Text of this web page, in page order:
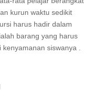
kurun waktu sedikit
harus hadir dalam
barang yang harus
siswanya .